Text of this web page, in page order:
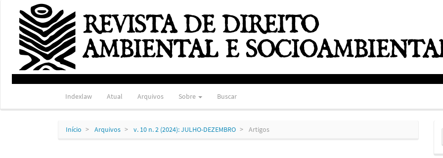
Navegação
Principal
Conteúdo
principal
Barra
Lateral
Indexlaw Atual Arquivos Sobre Buscar
Início Arquivos v. 10 n. 2 (2024): JULHO-DEZEMBRO Artigos